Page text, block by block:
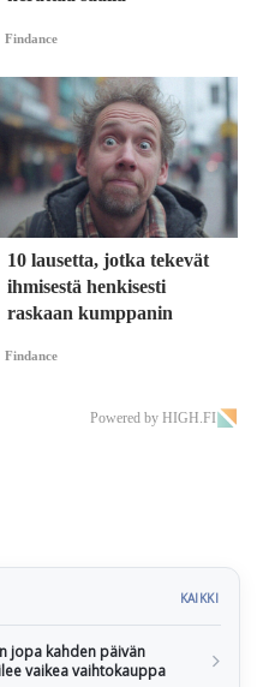
Findance
10 lausetta, jotka tekevät
ihmisestä henkisesti
raskaan kumppanin
Findance
Powered by HIGH.FI
KAIKKI
jopa kahden päivän
vaikea vaihtokauppa